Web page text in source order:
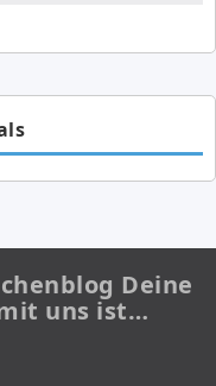
Deine
uns ist…